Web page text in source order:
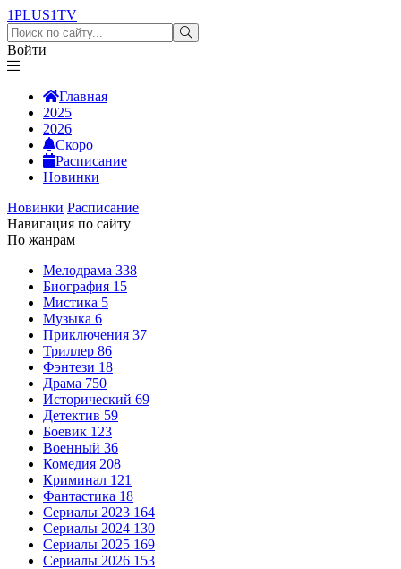
1PLUS1TV
Войти
Главная
2025
2026
Скоро
Расписание
Новинки
Новинки Расписание
Навигация по сайту
По жанрам
Мелодрама 338
Биография 15
Мистика 5
Музыка 6
Приключения 37
Триллер 86
Фэнтези 18
Драма 750
Исторический 69
Детектив 59
Боевик 123
Военный 36
Комедия 208
Криминал 121
Фантастика 18
Сериалы 2023 164
Сериалы 2024 130
Сериалы 2025 169
Сериалы 2026 153